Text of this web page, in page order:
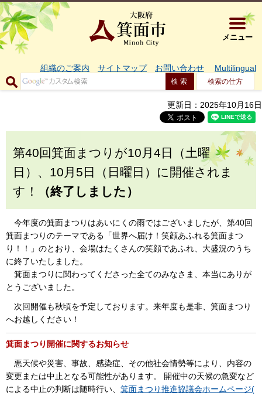
大阪府箕
メニュー
組織のご案内 サイトマップ お問い合わせ Multilingual
検索の仕方
更新日：2025年10月16日
第40回箕面まつりが10月4日（土曜
日）、10月5日（日曜日）に開催されま
す！
（終了しました）
今年度の箕面まつりはあいにくの雨ではございましたが 、第40回
箕面まつりのテーマである「世界へ届け！笑顔あふれる箕面まつ
り！！」のとおり、会場はたくさんの笑顔であふれ、大盛況のうち
に終了いたしました。
箕面まつりに関わってくださった全てのみなさま、本当にありが
とうございました。
次回開催も秋頃を予定しております。来年度も是非、箕面まつり
へお越しください！
箕面まつり開催に関するお知らせ
悪天候や災害、事故、感染症、その他社会情勢等により、内容の
変更または中止となる可能性があります。 開催中の天候の急変など
による中止の判断は随時行い、 箕面まつり推進協議会ホームページ(